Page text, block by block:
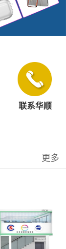
联系华顺
更多